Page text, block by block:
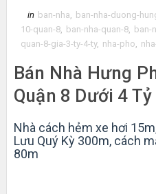
in ban-nha, ban-nha-duong-
10-quan-8, ban-nha-quan-8, ban-
quan-8-gia-3-ty-4-ty, nha-pho,
Bán Nhà Hưng
Quận 8 Dưới 4
Nhà cách hẻm xe hơi
Lưu Quý Kỳ 300m, cách
80m